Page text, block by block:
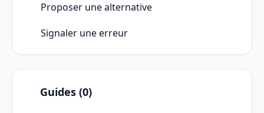
Proposer une alternative
Signaler une erreur
Guides (0)